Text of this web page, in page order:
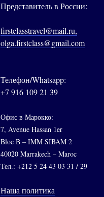
Представитель в России:
firstclasstravel@mail.ru,
olga.firstclass@gmail.com
Телефон/Whatsapp:
+7 916 109 21 39
Офис в Марокко:
7, Avenue Hassan 1er
Bloc B – IMM SIBAM 2
40020 Marrakech – Maroc
Тел.: +212 5 24 43 03 31 / 29
Наша политика